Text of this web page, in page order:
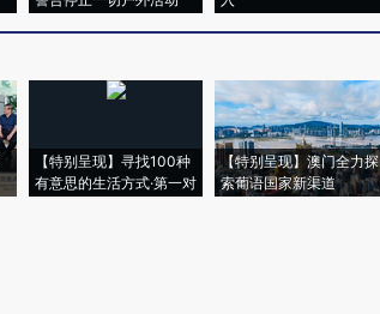
【特别呈现】寻找100种
有意思的生活方式·第一对
【特别呈现】澳门全力探
索葡语国家新渠道